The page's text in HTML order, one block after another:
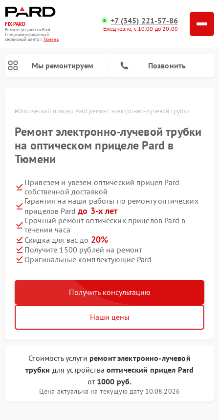
FIX-PARD
Ремонт устройств Pard
Специализированный
cервисный центр г.Тюмень
+7 (345) 221-57-86
Ежедневно, с 10:00 до 20:00
Мы ремонтируем Позвонить
Оптический прицел Pard ремонт электронно-лучевой трубки
Ремонт электронно-лучевой трубки
на оптическом прицеле Pard в
Тюмени
Привезем и увезем оптический прицел Pard
собственной доставкой
Гарантия на наши работы по ремонту оптических
прицелов Pardдо 3-х лет
Срочный ремонт оптических прицелов Pard в
течении часа
Скидка для вас до 20%
Получите 1500 рублей на ремонт
Оригинальные комплектующие Pard
Получить консультацию
Наши цены
Стоимость услуги ремонт электронно-лучевой
трубки для устройства оптический прицел Pard
от 1000 руб.
Цена актуальна на текущую дату 10.08.2026